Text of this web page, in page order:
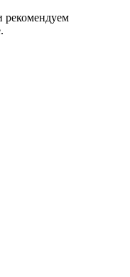
рекомендуем